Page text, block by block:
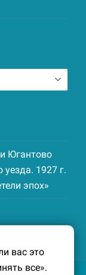
Югантово
уезда. 1927 г.
эпох»
1926-
вас это
все».